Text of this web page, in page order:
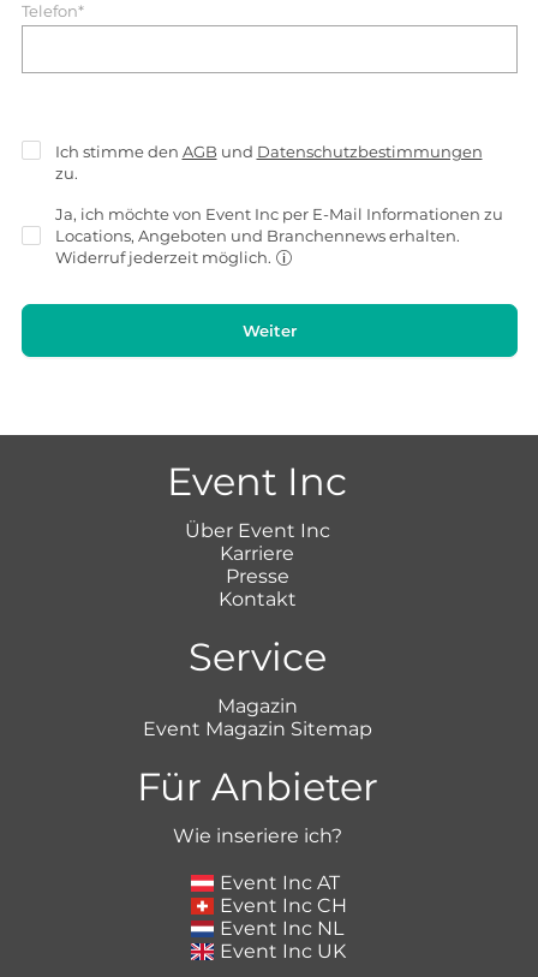
Telefon*
Ich stimme den AGB und Datenschutzbestimmungen
zu.
Ja, ich möchte von Event Inc per E-Mail Informationen zu
Locations, Angeboten und Branchennews erhalten.
Widerruf jederzeit möglich.
Weiter
Event Inc
Über Event Inc
Karriere
Presse
Kontakt
Service
Magazin
Event Magazin Sitemap
Für Anbieter
Wie inseriere ich?
Event Inc AT
Event Inc CH
Event Inc NL
Event Inc UK